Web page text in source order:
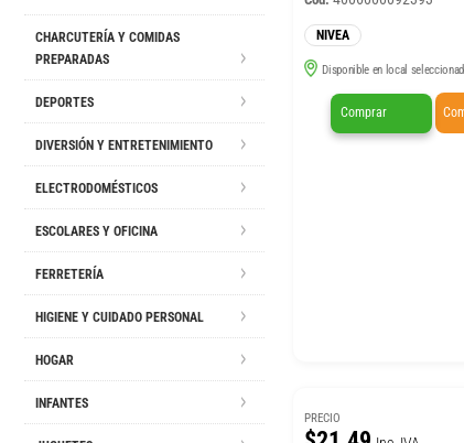
CHARCUTERÍA Y COMIDAS
PREPARADAS
DEPORTES
DIVERSIÓN Y ENTRETENIMIENTO
ELECTRODOMÉSTICOS
ESCOLARES Y OFICINA
FERRETERÍA
HIGIENE Y CUIDADO PERSONAL
HOGAR
INFANTES
NIVEA
Disponible en local
Comprar
PRECIO